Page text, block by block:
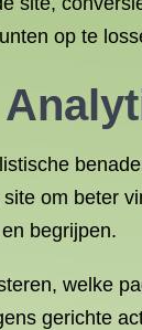
op te
om beter
begrijpen.
welke
gerichte